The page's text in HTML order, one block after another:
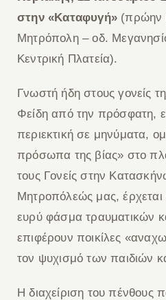
στην «Καταφυγή»(πρώην
Μητρόπολη – οδ.
Κεντρική Πλατεία).
Γνωστή ήδη στους γονείς
Φείδη από την πρόσφατη,
περιεκτική σε μηνύματα,
πρόσωπα της βίας» στο
τους Γονείς στην
Μητροπόλεώς μας, έρχεται
ευρύ φάσμα τραυματικών
επιφέρουν ποικίλες
τον ψυχισμό των παιδιών
Η διαχείριση του πένθους